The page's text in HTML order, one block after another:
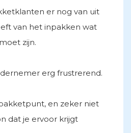
er nog van uit
van het inpakken wat
zijn.
erg frustrerend.
en zeker niet
dat je ervoor krijgt